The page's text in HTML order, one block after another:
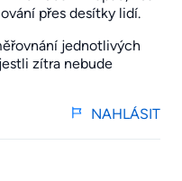
přes desítky lidí.
jednotlivých
zítra nebude
NAHLÁSIT